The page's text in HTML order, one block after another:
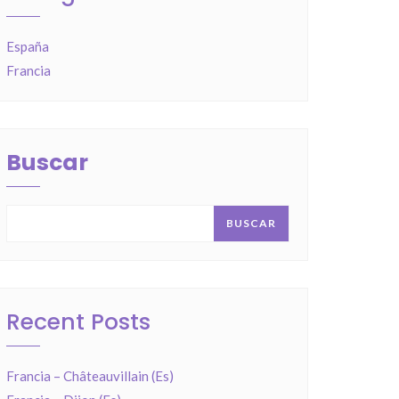
España
Francia
Buscar
BUSCAR
Recent Posts
Francia – Châteauvillain (Es)